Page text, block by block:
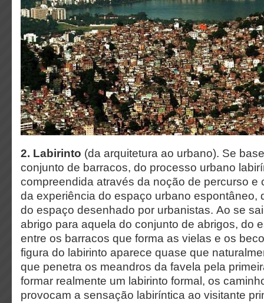
2. Labirinto (da arquitetura ao urbano). Se
conjunto de barracos, do processo urbano
compreendida através da noção de percurso e
da experiência do espaço urbano espontâneo,
do espaço desenhado por urbanistas. Ao se
abrigo para aquela do conjunto de abrigos, do
entre os barracos que forma as vielas e os
figura do labirinto aparece quase que
que penetra os meandros da favela pela
formar realmente um labirinto formal, os
provocam a sensação labiríntica ao visitante